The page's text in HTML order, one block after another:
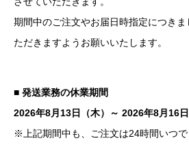
期間中のご注文やお届日時指定につき
ただきますようお願いいたします。
■ 発送業務の休業期間
2026年8月13日（木）～ 2026年8月16日
※上記期間中も、ご注文は24時間いつで